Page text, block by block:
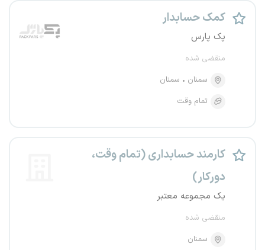
کمک حسابدار
پک پارس
منقضی شده
سمنان
سمنان
تمام وقت
کارمند حسابداری (تمام وقت،
دورکار)
یک مجموعه معتبر
منقضی شده
سمنان